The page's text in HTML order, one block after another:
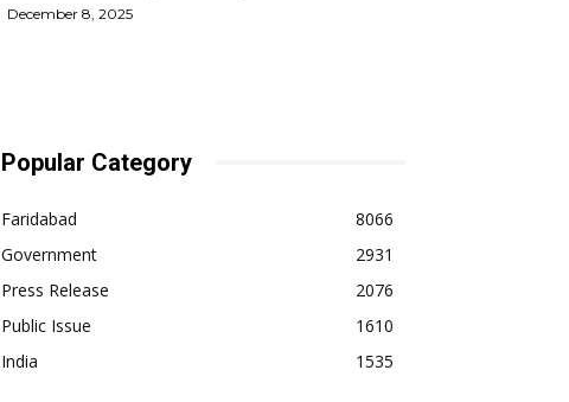
December 8, 2025
Popular Category
Faridabad
8066
Government
2931
Press Release
2076
Public Issue
1610
India
1535